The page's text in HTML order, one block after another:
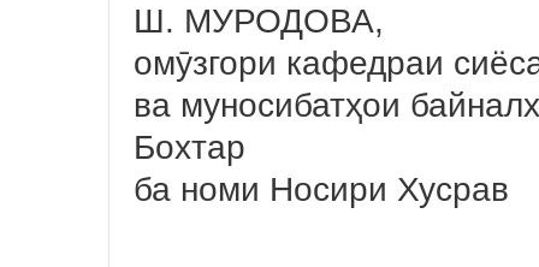
Ш. МУРОДОВА,
омӯзгори кафедраи
ва муносибатҳои
Бохтар
ба номи Носири Хусрав